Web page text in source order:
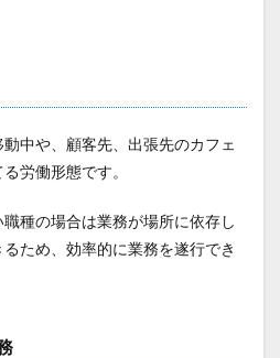
中や、顧客先、出張先のカフェ
労働形態です。
種の場合は業務が場所に依存し
ため、効率的に業務を遂行でき